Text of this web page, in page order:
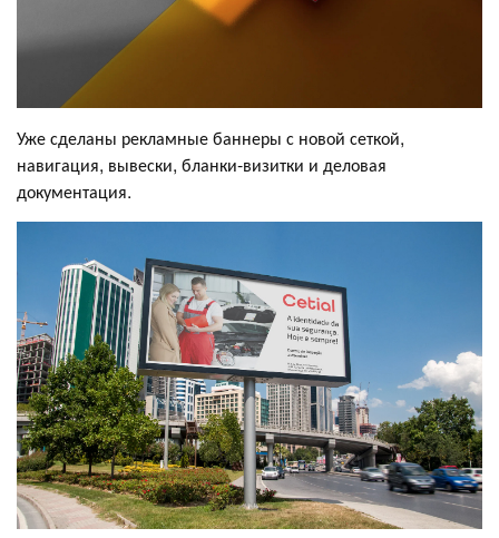
Уже сделаны рекламные баннеры с новой сеткой,
навигация, вывески, бланки-визитки и деловая
документация.